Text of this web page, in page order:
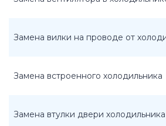
Замена вилки на проводе от
Замена встроенного холодильника
Замена втулки двери холодильника